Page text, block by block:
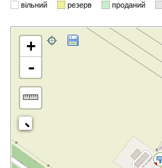
вільний резерв проданий
+
-